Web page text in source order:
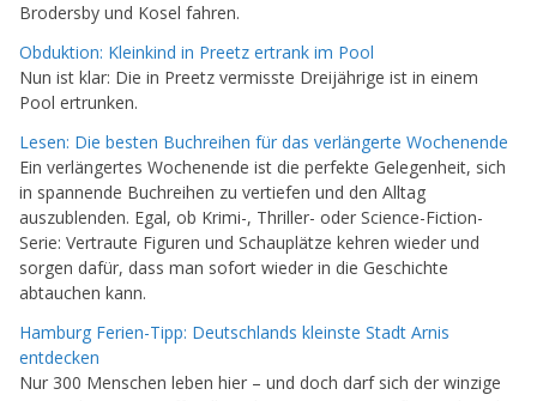
Brodersby und Kosel fahren.
Obduktion: Kleinkind in Preetz ertrank im Pool
Nun ist klar: Die in Preetz vermisste Dreijährige ist in einem
Pool ertrunken.
Lesen: Die besten Buchreihen für das verlängerte Wochenende
Ein verlängertes Wochenende ist die perfekte Gelegenheit, sich
in spannende Buchreihen zu vertiefen und den Alltag
auszublenden. Egal, ob Krimi-, Thriller- oder Science-Fiction-
Serie: Vertraute Figuren und Schauplätze kehren wieder und
sorgen dafür, dass man sofort wieder in die Geschichte
abtauchen kann.
Hamburg Ferien-Tipp: Deutschlands kleinste Stadt Arnis
entdecken
Nur 300 Menschen leben hier – und doch darf sich der winzige